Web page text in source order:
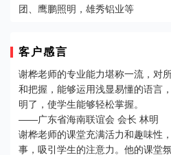
团、鹰鹏照明，雄秀铝业等
客户感言
谢桦老师的专业能力堪称一流，对
和把握，能够运用浅显易懂的语言
明了，使学生能够轻松掌握。
——广东省海南联谊会 会长 林明
谢桦老师的课堂充满活力和趣味性
事，吸引学生的注意力。他的课堂